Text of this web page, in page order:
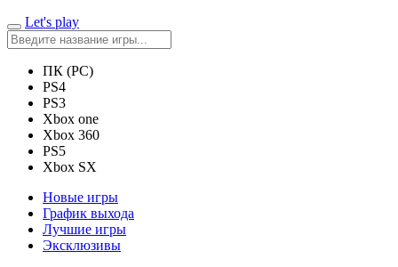
Let's play
ПК (PC)
PS4
PS3
Xbox one
Xbox 360
PS5
Xbox SX
Новые игры
График выхода
Лучшие игры
Эксклюзивы